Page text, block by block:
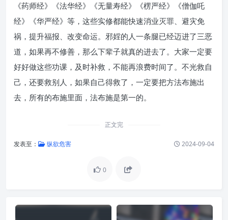
《药师经》《法华经》《无量寿经》《楞严经》《僧伽吒
经》《华严经》等，这些实修都能快速消业灭罪、避灾免
祸，提升福报、改变命运。邪婬的人一条腿已经迈进了三恶
道，如果再不修善，那么下辈子就真的进去了。大家一定要
好好做这些功课，及时补救，不能再浪费时间了。不光救自
己，还要救别人，如果自己得救了，一定要把方法布施出
去，所有的布施里面，法布施是第一的。
正文完
发表至： 纵欲危害 2024-09-04
0